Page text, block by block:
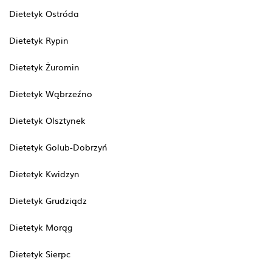
Dietetyk Ostróda
Dietetyk Rypin
Dietetyk Żuromin
Dietetyk Wąbrzeźno
Dietetyk Olsztynek
Dietetyk Golub-Dobrzyń
Dietetyk Kwidzyn
Dietetyk Grudziądz
Dietetyk Morąg
Dietetyk Sierpc